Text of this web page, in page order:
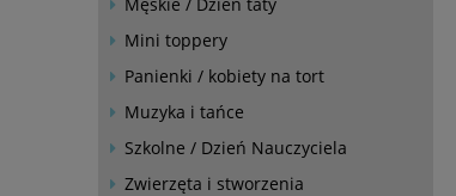
Mini toppery
Panienki / kobiety na tort
Muzyka i tańce
Szkolne / Dzień Nauczyciela
Zwierzęta i stworzenia